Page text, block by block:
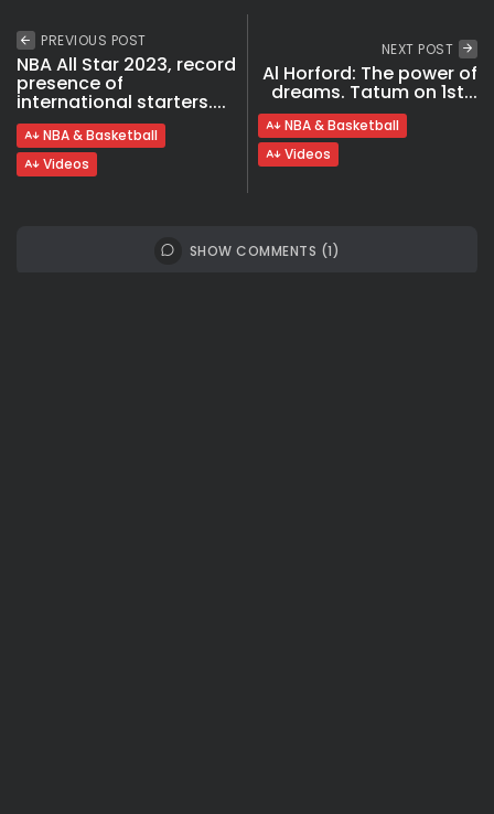
PREVIOUS POST
NBA All Star 2023, record
presence of
international starters....
NBA & Basketball
Videos
NEXT POST
Al Horford: The power of
dreams. Tatum on 1st...
NBA & Basketball
Videos
SHOW COMMENTS (1)